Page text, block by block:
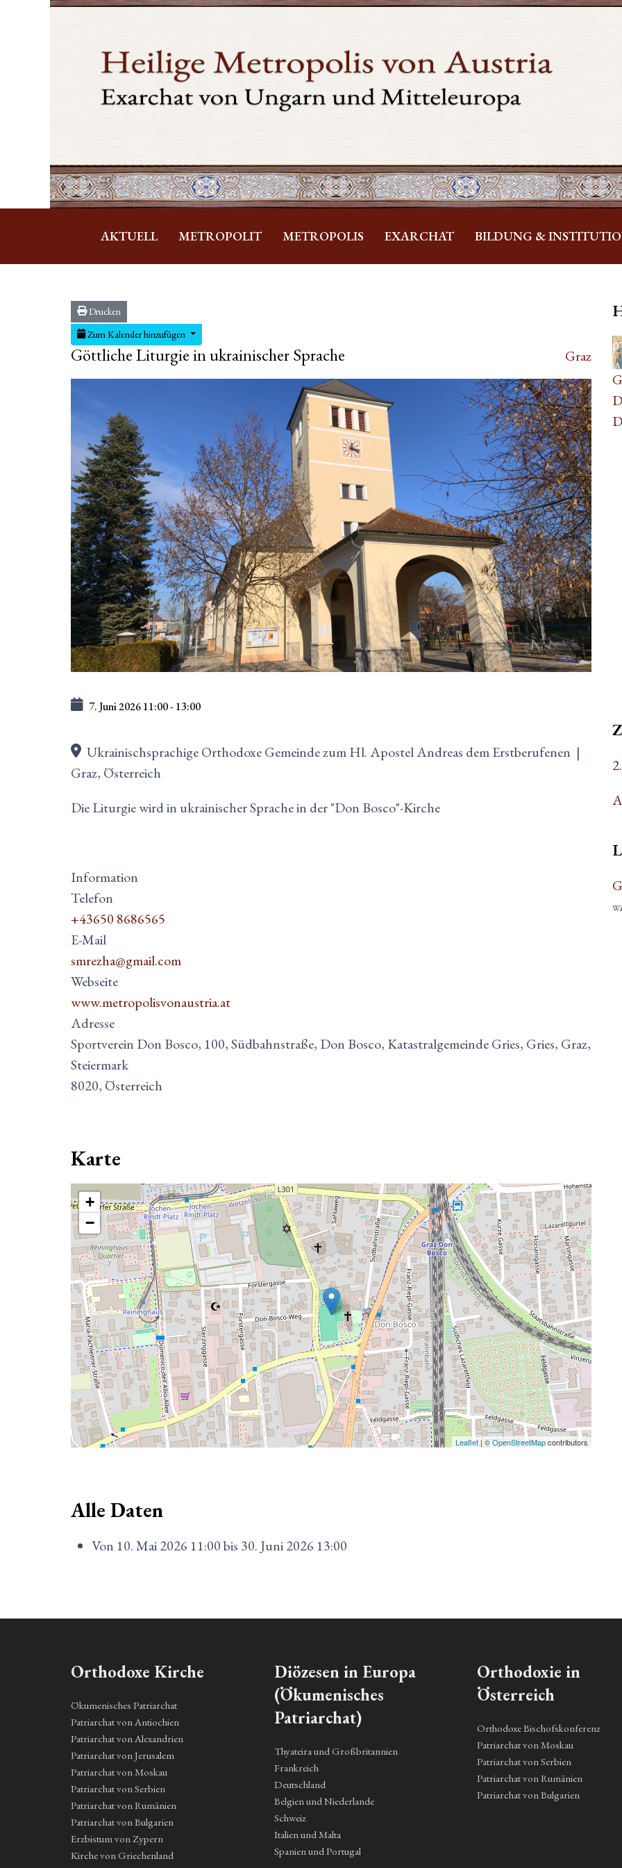
AKTUELL METROPOLIT METROPOLIS EXARCHAT BILDUNG &
Drucken
Zum Kalender hinzufügen
Göttliche Liturgie in ukrainischer Sprache Graz
7. Juni 202611:00- 13:00
Ukrainischsprachige Orthodoxe Gemeinde zum Hl. Apostel Andreas dem Erstberufenen |
Graz, Österreich
Die Liturgie wird in ukrainischer Sprache in der "Don Bosco"-Kirche
Information
Telefon
+43650 8686565
E-Mail
smrezha@gmail.com
Webseite
www.metropolisvonaustria.at
Adresse
Sportverein Don Bosco, 100, Südbahnstraße, Don Bosco, Katastralgemeinde Gries, Gries, Graz,
Steiermark
8020, Österreich
Karte
+
−
Leaflet | ©OpenStreetMapcontributors
Alle Daten
Von 10. Mai 2026 11:00bis 30. Juni 2026 13:00
Orthodoxe Kirche
Ökumenisches Patriarchat
Patriarchat von Antiochien
Patriarchat von Alexandrien
Patriarchat von Jerusalem
Patriarchat von Moskau
Patriarchat von Serbien
Patriarchat von Rumänien
Patriarchat von Bulgarien
Erzbistum von Zypern
Kirche von Griechenland
Diözesen in Europa
(Ökumenisches
Patriarchat)
Thyateira und Großbritannien
Frankreich
Deutschland
Belgien und Niederlande
Schweiz
Italien und Malta
Spanien und Portugal
Orthodoxie in
Österreich
Orthodoxe Bischofskonferenz
Patriarchat von Moskau
Patriarchat von Serbien
Patriarchat von Rumänien
Patriarchat von Bulgarien